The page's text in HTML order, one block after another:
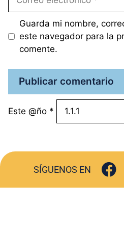
Guarda mi nombre,
este navegador para la
comente.
Este @ño *
SÍGUENOS EN